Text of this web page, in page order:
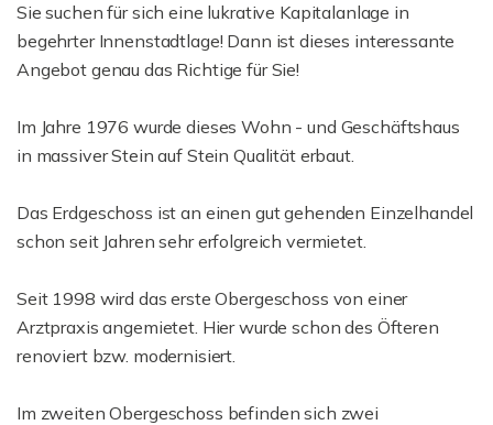
Sie suchen für sich eine lukrative Kapitalanlage in
begehrter Innenstadtlage! Dann ist dieses interessante
Angebot genau das Richtige für Sie!
Im Jahre 1976 wurde dieses Wohn - und Geschäftshaus
in massiver Stein auf Stein Qualität erbaut.
Das Erdgeschoss ist an einen gut gehenden Einzelhandel
schon seit Jahren sehr erfolgreich vermietet.
Seit 1998 wird das erste Obergeschoss von einer
Arztpraxis angemietet. Hier wurde schon des Öfteren
renoviert bzw. modernisiert.
Im zweiten Obergeschoss befinden sich zwei